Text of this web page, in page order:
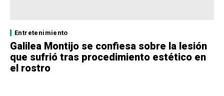
Entretenimiento
Galilea Montijo se confiesa sobre la lesión
que sufrió tras procedimiento estético en
el rostro